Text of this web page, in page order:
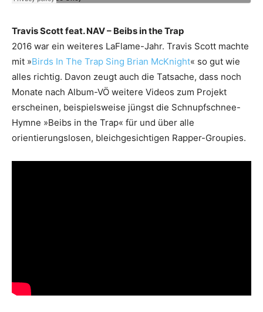
Travis Scott feat. NAV – Beibs in the Trap
2016 war ein weiteres LaFlame-Jahr. Travis Scott machte
mit »Birds In The Trap Sing Brian McKnight« so gut wie
alles richtig. Davon zeugt auch die Tatsache, dass noch
Monate nach Album-VÖ weitere Videos zum Projekt
erscheinen, beispielsweise jüngst die Schnupfschnee-
Hymne »Beibs in the Trap« für und über alle
orientierungslosen, bleichgesichtigen Rapper-Groupies.